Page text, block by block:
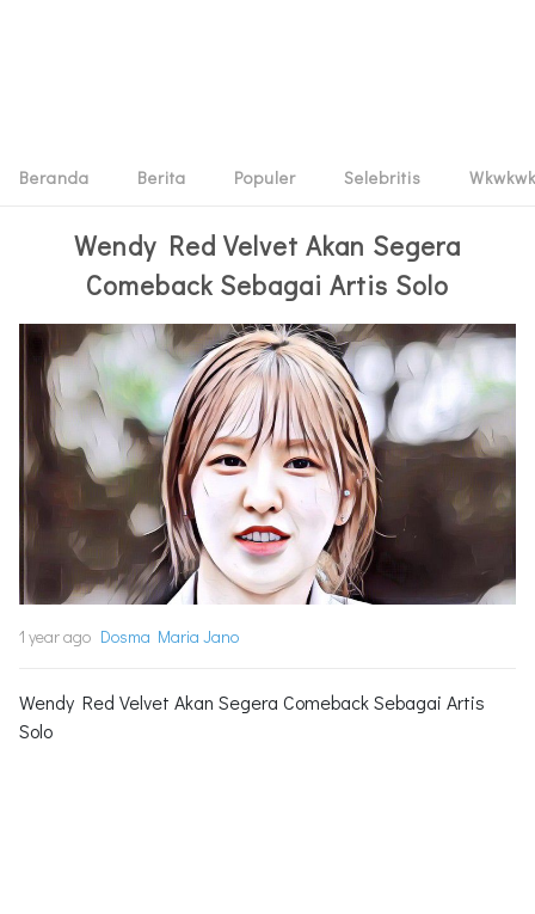
Beranda Berita Populer Selebritis Wkwkwk
Wendy Red Velvet Akan Segera
Comeback Sebagai Artis Solo
1 year ago Dosma Maria Jano
Wendy Red Velvet Akan Segera Comeback Sebagai Artis
Solo